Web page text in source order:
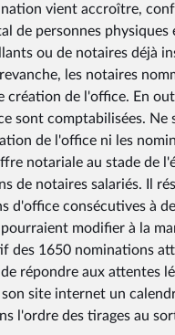
vient accroître,
de personnes
ou de notaires déjà
les notaires
de l'office. En
sont comptabilisées.
de l'office ni les
notariale au stade de
de notaires salariés. Il
d'office consécutives à
modifier à la
1650 nominations
répondre aux attentes
site internet un
l'ordre des tirages au